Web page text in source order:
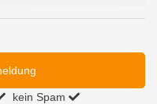
kein Spam